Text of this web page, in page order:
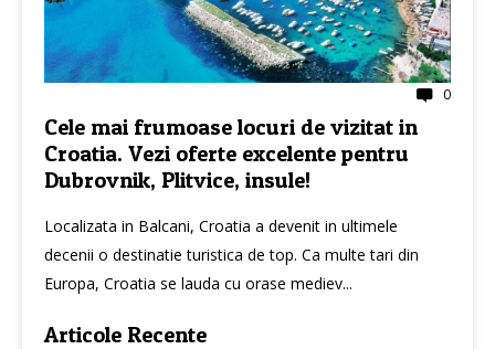
0
Cele mai frumoase locuri de vizitat in
Croatia. Vezi oferte excelente pentru
Dubrovnik, Plitvice, insule!
Localizata in Balcani, Croatia a devenit in ultimele
decenii o destinatie turistica de top. Ca multe tari din
Europa, Croatia se lauda cu orase mediev...
Articole Recente